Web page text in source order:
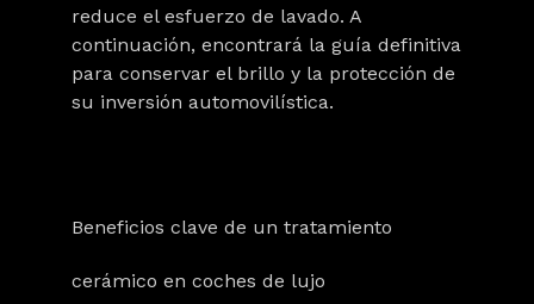
reduce el esfuerzo de lavado. A
continuación, encontrará la guía definitiva
para conservar el brillo y la protección de
su inversión automovilística.
Beneficios clave de un tratamiento
cerámico en coches de lujo